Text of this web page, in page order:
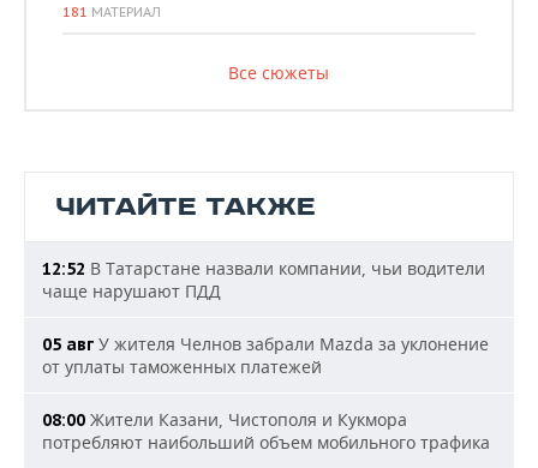
181 МАТЕРИАЛ
Все сюжеты
ЧИТАЙТЕ ТАКЖЕ
12:52 В Татарстане назвали компании, чьи водители
чаще нарушают ПДД
05 авг У жителя Челнов забрали Mazda за уклонение
от уплаты таможенных платежей
08:00 Жители Казани, Чистополя и Кукмора
потребляют наибольший объем мобильного трафика